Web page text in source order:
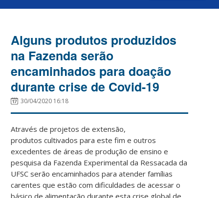
Alguns produtos produzidos
na Fazenda serão
encaminhados para doação
durante crise de Covid-19
30/04/2020 16:18
Através de projetos de extensão,
produtos cultivados para este fim e outros
excedentes de áreas de produção de ensino e
pesquisa da Fazenda Experimental da Ressacada da
UFSC serão encaminhados para atender famílias
carentes que estão com dificuldades de acessar o
básico de alimentação durante esta crise global de